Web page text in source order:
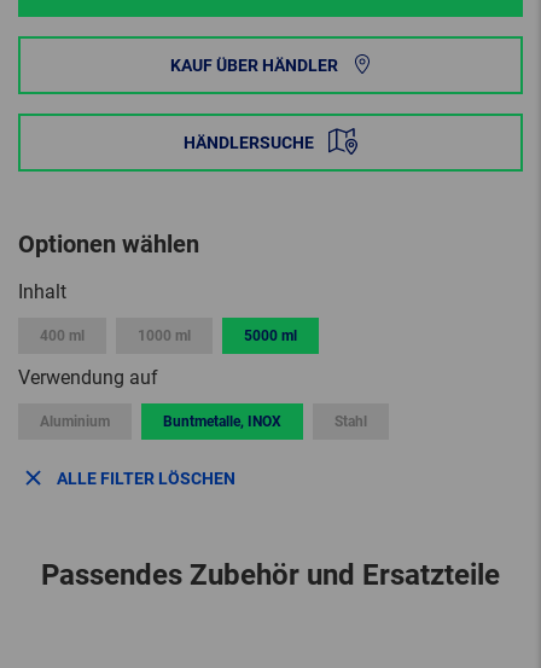
KAUF ÜBER HÄNDLER
HÄNDLERSUCHE
Optionen wählen
Inhalt
400 ml 1000 ml 5000 ml
Verwendung auf
Aluminium Buntmetalle, INOX Stahl
ALLE FILTER LÖSCHEN
Passendes Zubehör und Ersatzteile